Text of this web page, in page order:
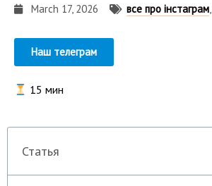
March 17, 2026 все про інстаграм,
Наш телеграм
15 мин
Статья